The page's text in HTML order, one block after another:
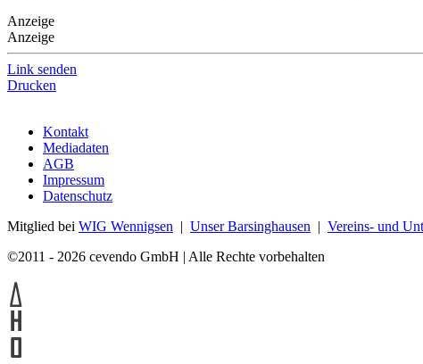
Anzeige
Anzeige
Link senden
Drucken
Kontakt
Mediadaten
AGB
Impressum
Datenschutz
Mitglied bei WIG Wennigsen | Unser Barsinghausen | Vereins- und
©2011 - 2026 cevendo GmbH | Alle Rechte vorbehalten